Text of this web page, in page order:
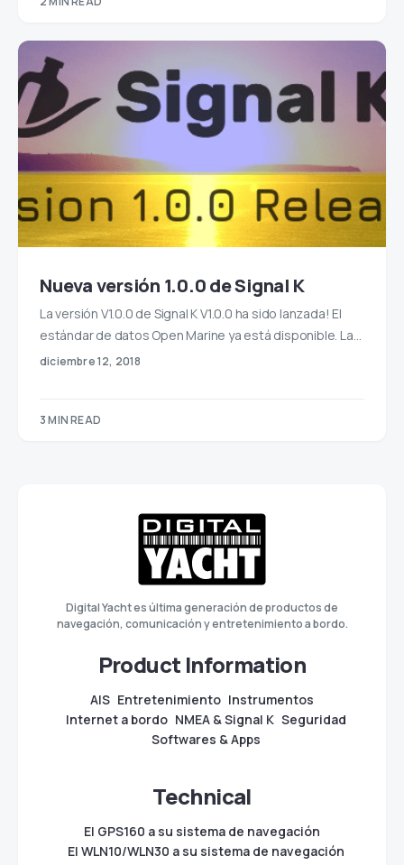
Nueva versión 1.0.0 de Signal K
La versión V1.0.0 de Signal K V1.0.0 ha sido lanzada! El
estándar de datos Open Marine ya está disponible. La…
diciembre 12, 2018
3 MIN READ
Digital Yacht es última generación de productos de
navegación, comunicación y entretenimiento a bordo.
Product Information
AIS Entretenimiento Instrumentos
Internet a bordo NMEA & Signal K Seguridad
Softwares & Apps
Technical
El GPS160 a su sistema de navegación
El WLN10/WLN30 a su sistema de navegación